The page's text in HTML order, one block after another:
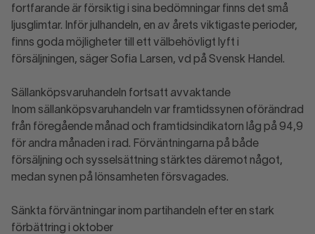
fortfarande är försiktig i sina bedömningar finns det små
ljusglimtar. Inför julhandeln, en av årets viktigaste perioder,
finns goda möjligheter till ett välbehövligt lyft i
försäljningen, säger Sofia Larsen, vd på Svensk Handel.
Sällanköpsvaruhandeln fortsatt avvaktande
Inom sällanköpsvaruhandeln var framtidssynen oförändrad
från föregående månad och framtidsindikatorn låg på 94,9
för andra månaden i rad. Förväntningarna på både
försäljning och sysselsättning stärktes däremot något,
medan synen på lönsamheten försvagades.
Sänkta förväntningar inom partihandeln efter en stark
förbättring i oktober